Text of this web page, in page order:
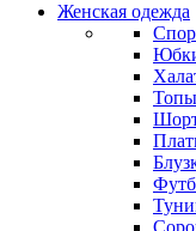
Женская одежда
Топы